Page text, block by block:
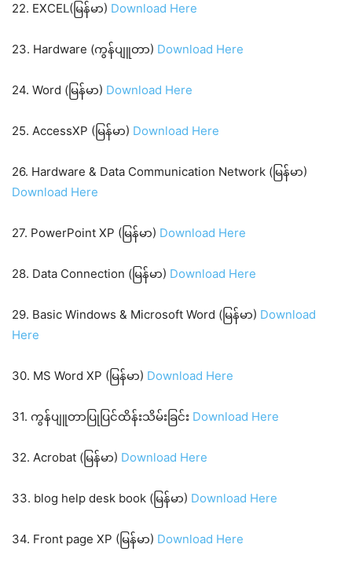
22. EXCEL(မြန်မာ) Download Here
23. Hardware (ကွန်ပျူတာ) Download Here
24. Word (မြန်မာ) Download Here
25. AccessXP (မြန်မာ) Download Here
26. Hardware & Data Communication Network (မြန်မာ)
Download Here
27. PowerPoint XP (မြန်မာ) Download Here
28. Data Connection (မြန်မာ) Download Here
29. Basic Windows & Microsoft Word (မြန်မာ) Download
Here
30. MS Word XP (မြန်မာ) Download Here
31. ကွန်ပျူတာပြုပြင်ထိန်းသိမ်းခြင်း Download Here
32. Acrobat (မြန်မာ) Download Here
33. blog help desk book (မြန်မာ) Download Here
34. Front page XP (မြန်မာ) Download Here